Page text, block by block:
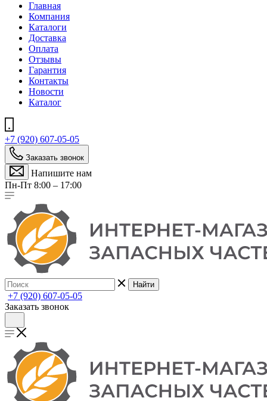
Главная
Компания
Каталоги
Доставка
Оплата
Отзывы
Гарантия
Контакты
Новости
Каталог
+7 (920) 607-05-05
Заказать звонок
Напишите нам
Пн-Пт 8:00 – 17:00
Найти
+7 (920) 607-05-05
Заказать звонок